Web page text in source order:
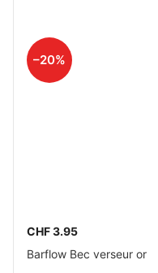
–20%
CHF 3.95
Barflow Bec verseur or